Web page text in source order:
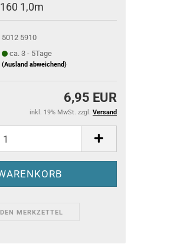
1,0m
5012 5910
ca. 3 - 5Tage
(Ausland abweichend)
6,95 EUR
inkl. 19% MwSt. zzgl. Versand
MERKZETTEL